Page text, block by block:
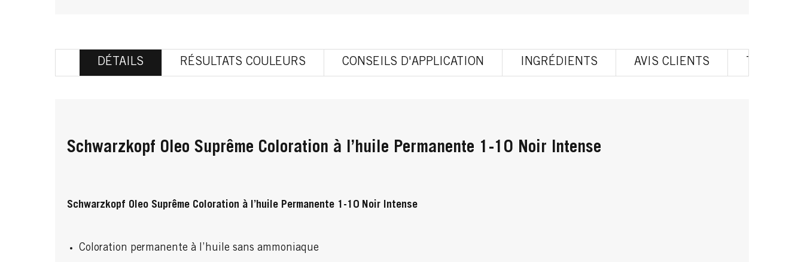
DÉTAILS RÉSULTATS COULEURS CONSEILS D'APPLICATION INGRÉDIENTS AVIS CLIENTS
Schwarzkopf Oleo Suprême Coloration à l’huile Permanente 1-10 Noir Intense
Schwarzkopf Oleo Suprême Coloration à l’huile Permanente 1-10 Noir Intense
Coloration permanente à l’huile sans ammoniaque